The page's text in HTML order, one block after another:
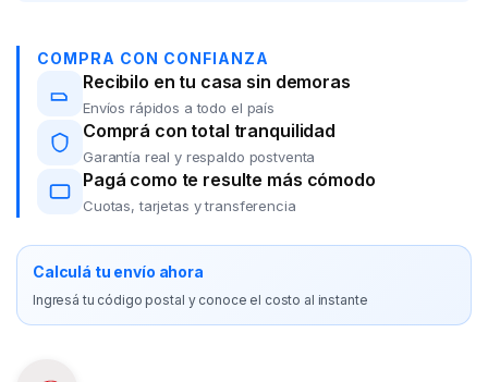
COMPRA CON CONFIANZA
Recibilo en tu casa sin demoras
Envíos rápidos a todo el país
Comprá con total tranquilidad
Garantía real y respaldo postventa
Pagá como te resulte más cómodo
Cuotas, tarjetas y transferencia
Calculá tu envío ahora
Ingresá tu código postal y conoce el costo al instante